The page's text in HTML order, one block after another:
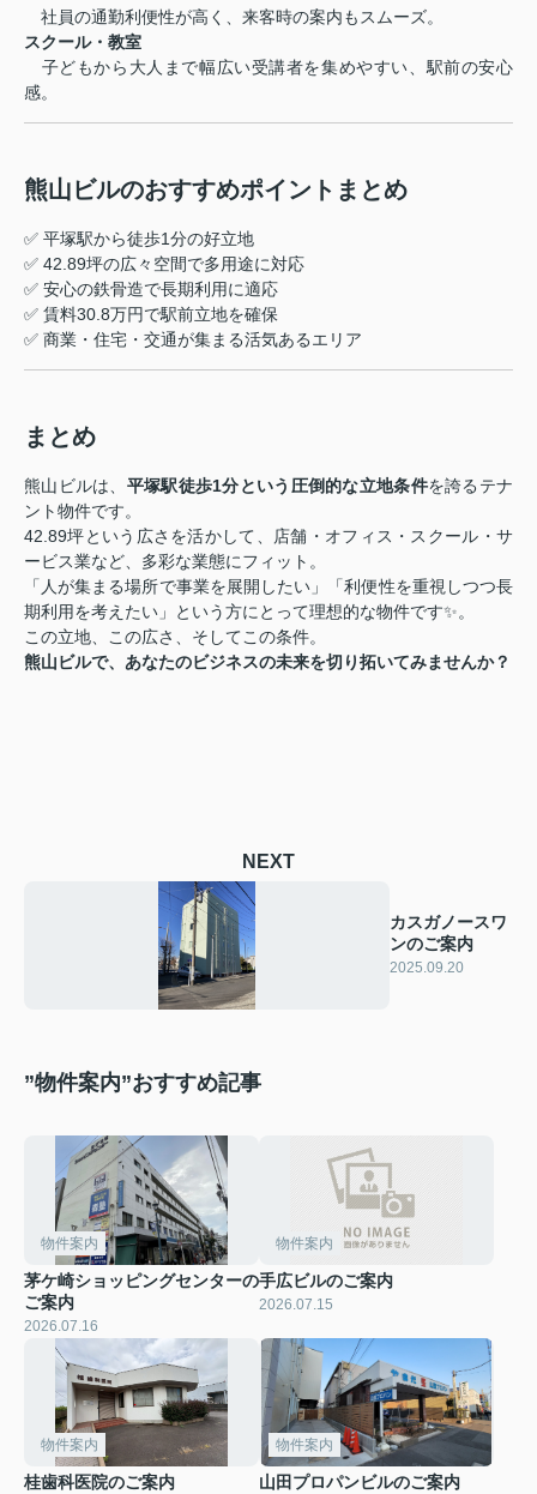
社員の通勤利便性が高く、来客時の案内もスムーズ。
スクール・教室
子どもから大人まで幅広い受講者を集めやすい、駅前の安心
感。
熊山ビルのおすすめポイントまとめ
✅ 平塚駅から徒歩1分の好立地
✅ 42.89坪の広々空間で多用途に対応
✅ 安心の鉄骨造で長期利用に適応
✅ 賃料30.8万円で駅前立地を確保
✅ 商業・住宅・交通が集まる活気あるエリア
まとめ
熊山ビルは、 平塚駅徒歩1分という圧倒的な立地条件を誇るテナ
ント物件です。
42.89坪という広さを活かして、店舗・オフィス・スクール・サ
ービス業など、多彩な業態にフィット。
「人が集まる場所で事業を展開したい」「利便性を重視しつつ長
期利用を考えたい」という方にとって理想的な物件です✨。
この立地、この広さ、そしてこの条件。
熊山ビルで、あなたのビジネスの未来を切り拓いてみませんか？
NEXT
カスガノースワ
ンのご案内
2025.09.20
”物件案内”おすすめ記事
物件案内
茅ケ崎ショッピングセンターの
ご案内
2026.07.16
物件案内
手広ビルのご案内
2026.07.15
物件案内
桂歯科医院のご案内
物件案内
山田プロパンビルのご案内